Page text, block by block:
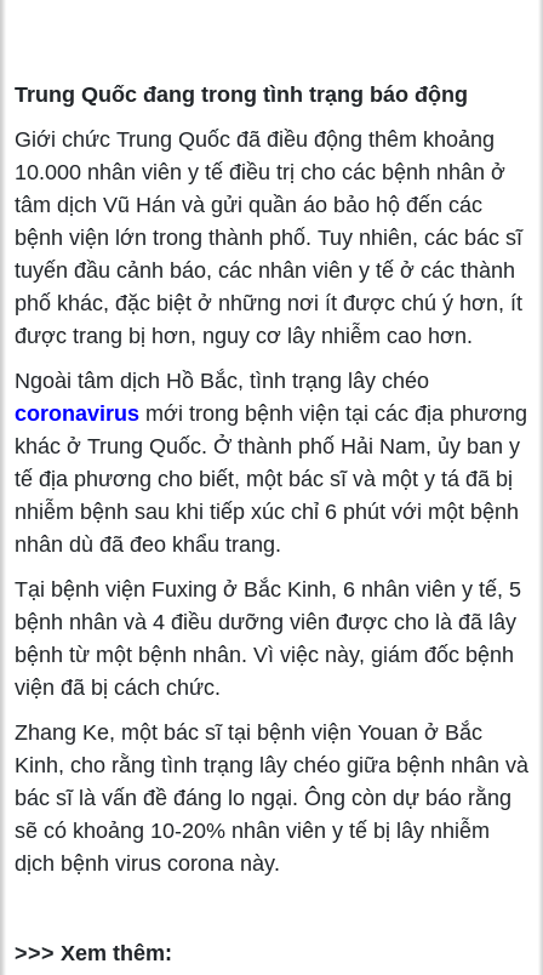
Trung Quốc đang trong tình trạng báo động
Giới chức Trung Quốc đã điều động thêm khoảng
10.000 nhân viên y tế điều trị cho các bệnh nhân ở
tâm dịch Vũ Hán và gửi quần áo bảo hộ đến các
bệnh viện lớn trong thành phố. Tuy nhiên, các bác sĩ
tuyến đầu cảnh báo, các nhân viên y tế ở các thành
phố khác, đặc biệt ở những nơi ít được chú ý hơn, ít
được trang bị hơn, nguy cơ lây nhiễm cao hơn.
Ngoài tâm dịch Hồ Bắc, tình trạng lây chéo
coronavirus mới trong bệnh viện tại các địa phương
khác ở Trung Quốc. Ở thành phố Hải Nam, ủy ban y
tế địa phương cho biết, một bác sĩ và một y tá đã bị
nhiễm bệnh sau khi tiếp xúc chỉ 6 phút với một bệnh
nhân dù đã đeo khẩu trang.
Tại bệnh viện Fuxing ở Bắc Kinh, 6 nhân viên y tế, 5
bệnh nhân và 4 điều dưỡng viên được cho là đã lây
bệnh từ một bệnh nhân. Vì việc này, giám đốc bệnh
viện đã bị cách chức.
Zhang Ke, một bác sĩ tại bệnh viện Youan ở Bắc
Kinh, cho rằng tình trạng lây chéo giữa bệnh nhân và
bác sĩ là vấn đề đáng lo ngại. Ông còn dự báo rằng
sẽ có khoảng 10-20% nhân viên y tế bị lây nhiễm
dịch bệnh virus corona này.
>>> Xem thêm: